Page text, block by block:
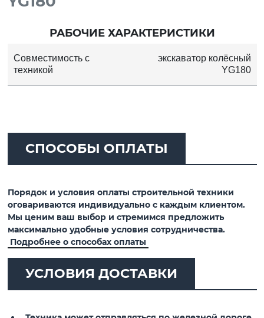
РАБОЧИЕ ХАРАКТЕРИСТИКИ
Совместимость с
техникой
экскаватор колёсный
YG180
СПОСОБЫ ОПЛАТЫ
Порядок и условия оплаты строительной техники
оговариваются индивидуально с каждым клиентом.
Мы ценим ваш выбор и стремимся предложить
максимально удобные условия сотрудничества.
Подробнее о способах оплаты
УСЛОВИЯ ДОСТАВКИ